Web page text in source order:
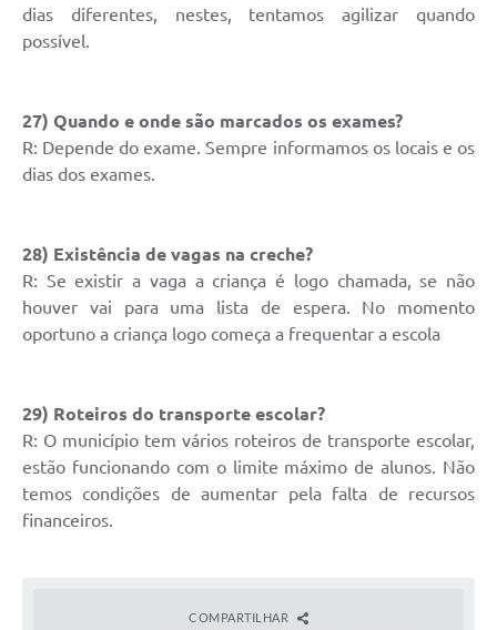
dias diferentes, nestes, tentamos agilizar quando
possível.
27) Quando e onde são marcados os exames?
R: Depende do exame. Sempre informamos os locais e os
dias dos exames.
28) Existência de vagas na creche?
R: Se existir a vaga a criança é logo chamada, se não
houver vai para uma lista de espera. No momento
oportuno a criança logo começa a frequentar a escola
29) Roteiros do transporte escolar?
R: O município tem vários roteiros de transporte escolar,
estão funcionando com o limite máximo de alunos. Não
temos condições de aumentar pela falta de recursos
financeiros.
COMPARTILHAR